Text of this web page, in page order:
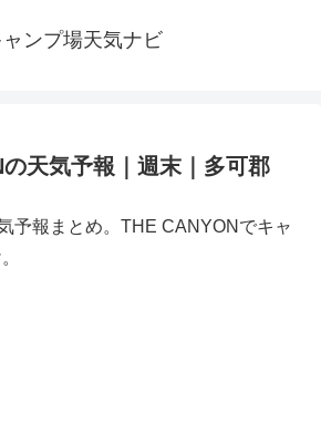
ャンプ場天気ナビ
天気予報｜週末｜多可郡
予報まとめ。THE CANYONでキャ